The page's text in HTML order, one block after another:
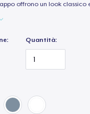
offrono un look classico
Quantità: